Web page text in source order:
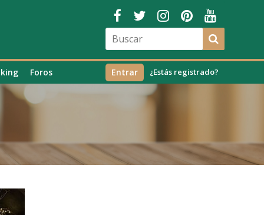
Foros ¿Estás registrado?
Entrar